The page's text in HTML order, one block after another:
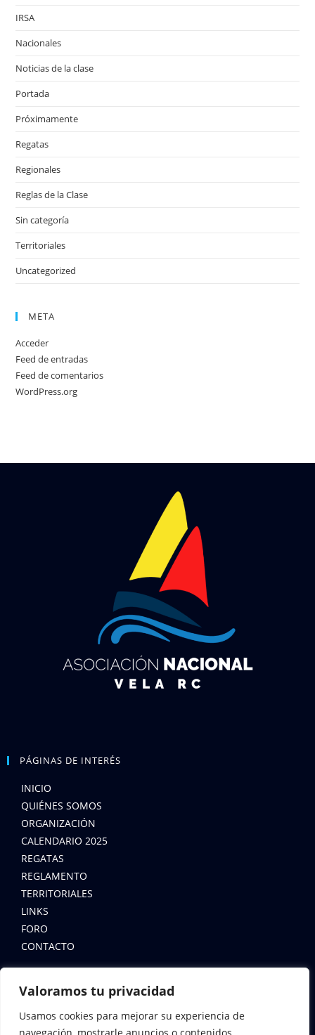
Valoramos tu privacidad
Usamos cookies para mejorar su experiencia de
IRSA
Nacionales
Noticias de la clase
Portada
Próximamente
Regatas
Regionales
Reglas de la Clase
Sin categoría
Territoriales
Uncategorized
META
Acceder
Feed de entradas
Feed de comentarios
WordPress.org
PÁGINAS DE INTERÉS
INICIO
QUIÉNES SOMOS
ORGANIZACIÓN
CALENDARIO 2025
REGATAS
REGLAMENTO
TERRITORIALES
LINKS
FORO
CONTACTO
LEYES
AVISO LEGAL